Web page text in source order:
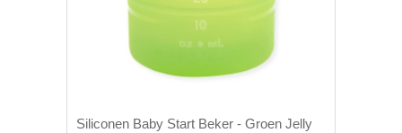
Siliconen Baby Start Beker - Groen Jelly